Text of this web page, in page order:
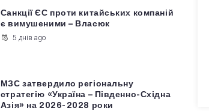
Санкції ЄС проти китайських компаній
є вимушеними – Власюк
5 днів ago
МЗС затвердило регіональну
стратегію «Україна – Південно-Східна
Азія» на 2026-2028 роки